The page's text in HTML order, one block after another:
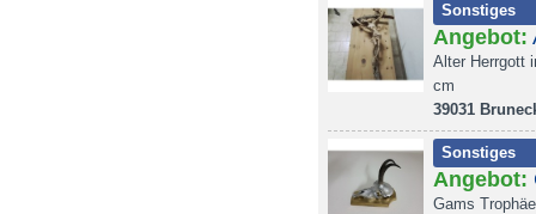
Sonstiges
Angebot:
Alter Herrgott
cm
39031
Sonstiges
Angebot:
Gams